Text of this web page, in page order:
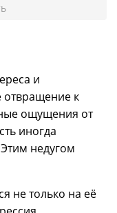
и
отвращение к
ощущения от
иногда
недугом
не только на её